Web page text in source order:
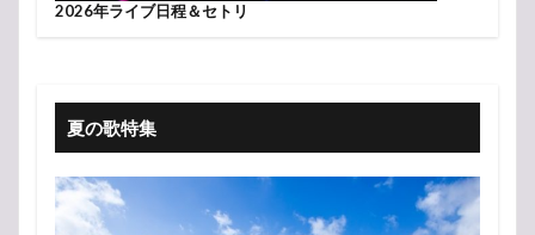
2026年ライブ日程＆セトリ
夏の歌特集